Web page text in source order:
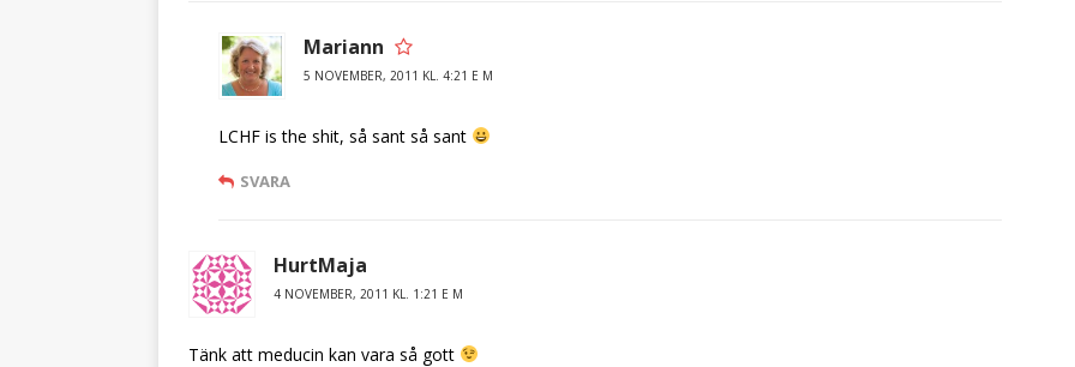
Mariann
5 NOVEMBER, 2011 KL. 4:21 E M
LCHF is the shit, så sant så sant
SVARA
HurtMaja
4 NOVEMBER, 2011 KL. 1:21 E M
Tänk att meducin kan vara så gott